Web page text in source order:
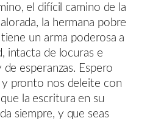
el difícil camino de la
la hermana pobre
un arma poderosa a
intacta de locuras e
esperanzas. Espero
y pronto nos deleite con
la escritura en su
siempre, y que seas